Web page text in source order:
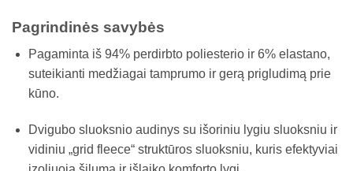
Pagrindinės savybės
Pagaminta iš 94% perdirbto poliesterio ir 6% elastano,
suteikianti medžiagai tamprumo ir gerą prigludimą prie
kūno.
Dvigubo sluoksnio audinys su išoriniu lygiu sluoksniu ir
vidiniu „grid fleece“ struktūros sluoksniu, kuris efektyviai